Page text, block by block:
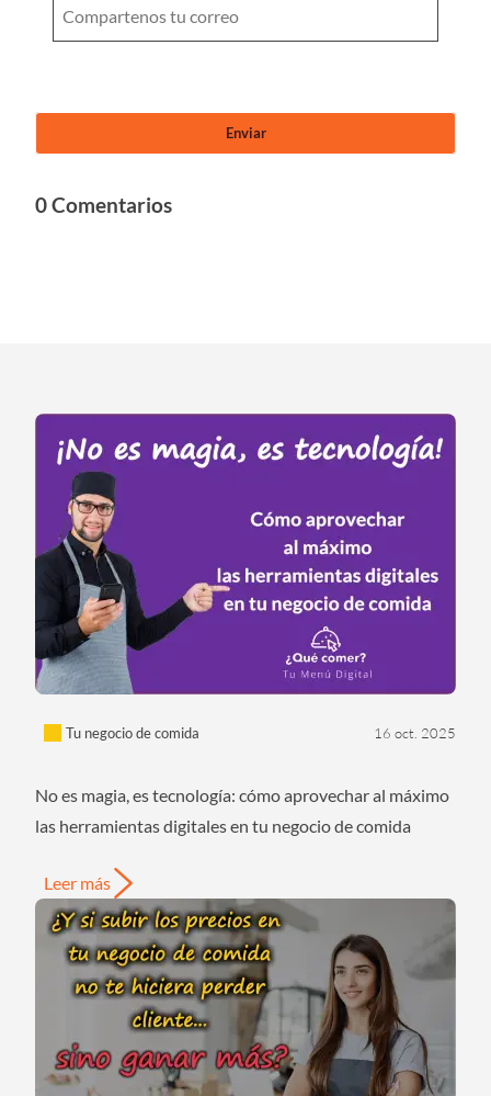
0 Comentarios
Tu negocio de comida 16 oct. 2025
No es magia, es tecnología: cómo aprovechar al máximo
las herramientas digitales en tu negocio de comida
Leer más